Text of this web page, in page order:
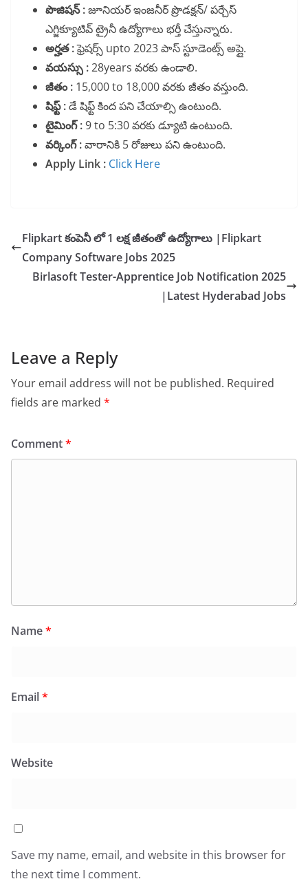
పొజిషన్ :జూనియర్ ఇంజనీర్ ప్రొడక్షన్/ పర్చేస్
ఎగ్జిక్యూటివ్ ట్రైనీ ఉద్యోగాలు భర్తీ చేస్తున్నారు.
అర్హత :ఫ్రెషర్స్ upto 2023 పాస్ స్టూడెంట్స్ అప్లై.
వయస్సు :28years వరకు ఉండాలి.
జీతం : 15,000 to 18,000 వరకు జీతం వస్తుంది.
షిఫ్ట్ :డే షిఫ్ట్ కింద పని చేయాల్సి ఉంటుంది.
టైమింగ్ :9 to 5:30 వరకు డ్యూటి ఉంటుంది.
వర్కింగ్ :వారానికి 5 రోజులు పని ఉంటుంది.
Apply Link : Click Here
Flipkart కంపెనీ లో 1 లక్ష జీతంతో ఉద్యోగాలు |Flipkart
Company Software Jobs 2025
Birlasoft Tester-Apprentice Job Notification 2025
|Latest Hyderabad Jobs
Leave a Reply
Your email address will not be published. Required
fields are marked *
Comment*
Name*
Email*
Website
Save my name, email, and website in this browser for
the next time I comment.